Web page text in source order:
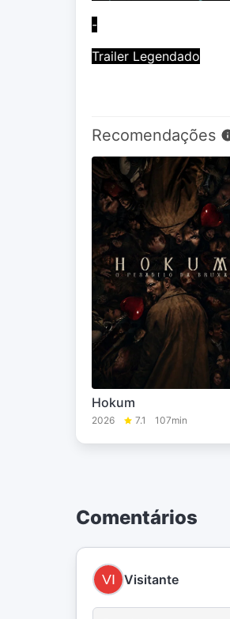
-
Trailer Legendado
Recomendações
Hokum
2026 7.1 107min
Comentários
Visitante